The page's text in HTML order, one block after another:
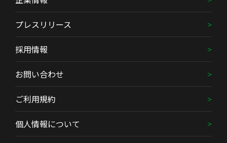
プレスリリース
採用情報
お問い合わせ
ご利用規約
個人情報について